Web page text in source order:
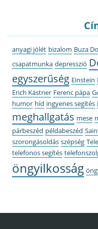
anyagi jólét bizalom Buza
csapatmunka depresszió
egyszerűség Einstein
Erich Kästner Ferenc pápa
humor híd ingyenes segítés
meghallgatás mese
párbeszéd példabeszéd
szorongásoldás szépség
telefonos segítés
öngyilkosság